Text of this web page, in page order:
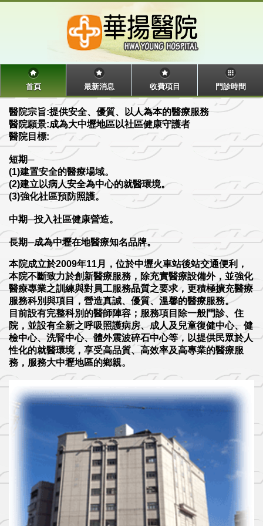
首頁 最新消息 收費項目 門診時間
醫院宗旨:提供安全、優質、以人為本的醫療服務
醫院願景:成為大中壢地區以社區健康守護者
醫院目標:
短期─
(1)建置安全的醫療場域。
(2)建立以病人安全為中心的就醫環境。
(3)強化社區預防照護。
中期─投入社區健康營造。
長期─成為中壢在地醫療知名品牌。
本院成立於2009年11月，位於中壢火車站後站交通便利，
本院不斷致力於創新醫療服務，除充實醫療設備外，並強化
醫療專業之訓練與對員工服務品質之要求，更積極擴充醫療
服務科別與項目，營造真誠、優質、溫馨的醫療服務。
目前設有完整科別的醫師陣容；服務項目除一般門診、住
院，並設有全新之呼吸照護病房、成人及兒童復健中心、健
檢中心、洗腎中心、體外震波碎石中心等，以提供民眾於人
性化的就醫環境，享受高品質、高效率及高專業的醫療服
務，服務大中壢地區的鄉親。